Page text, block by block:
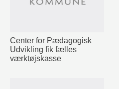
Center for Pædagogisk
Udvikling fik fælles
værktøjskasse